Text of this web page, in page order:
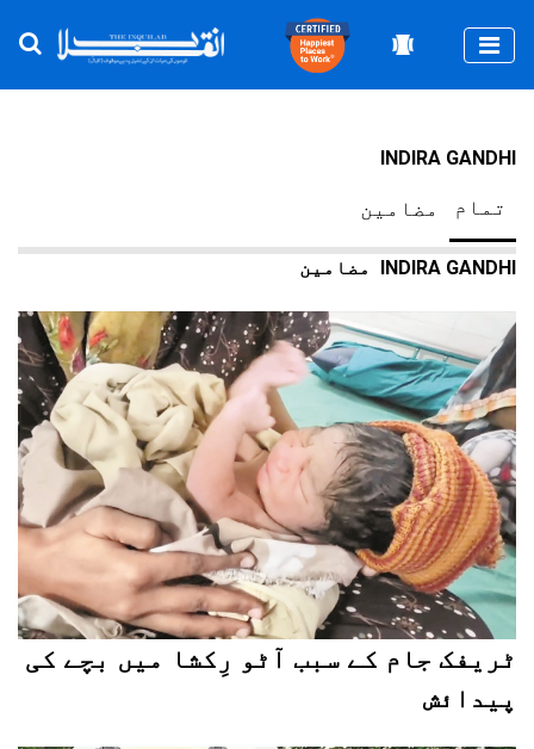
INDIRA GANDHI
مضامین تمام
INDIRA GANDHI
ٹریفک جام کے سبب آٹو رِکشا میں بچے کی
پیدائش